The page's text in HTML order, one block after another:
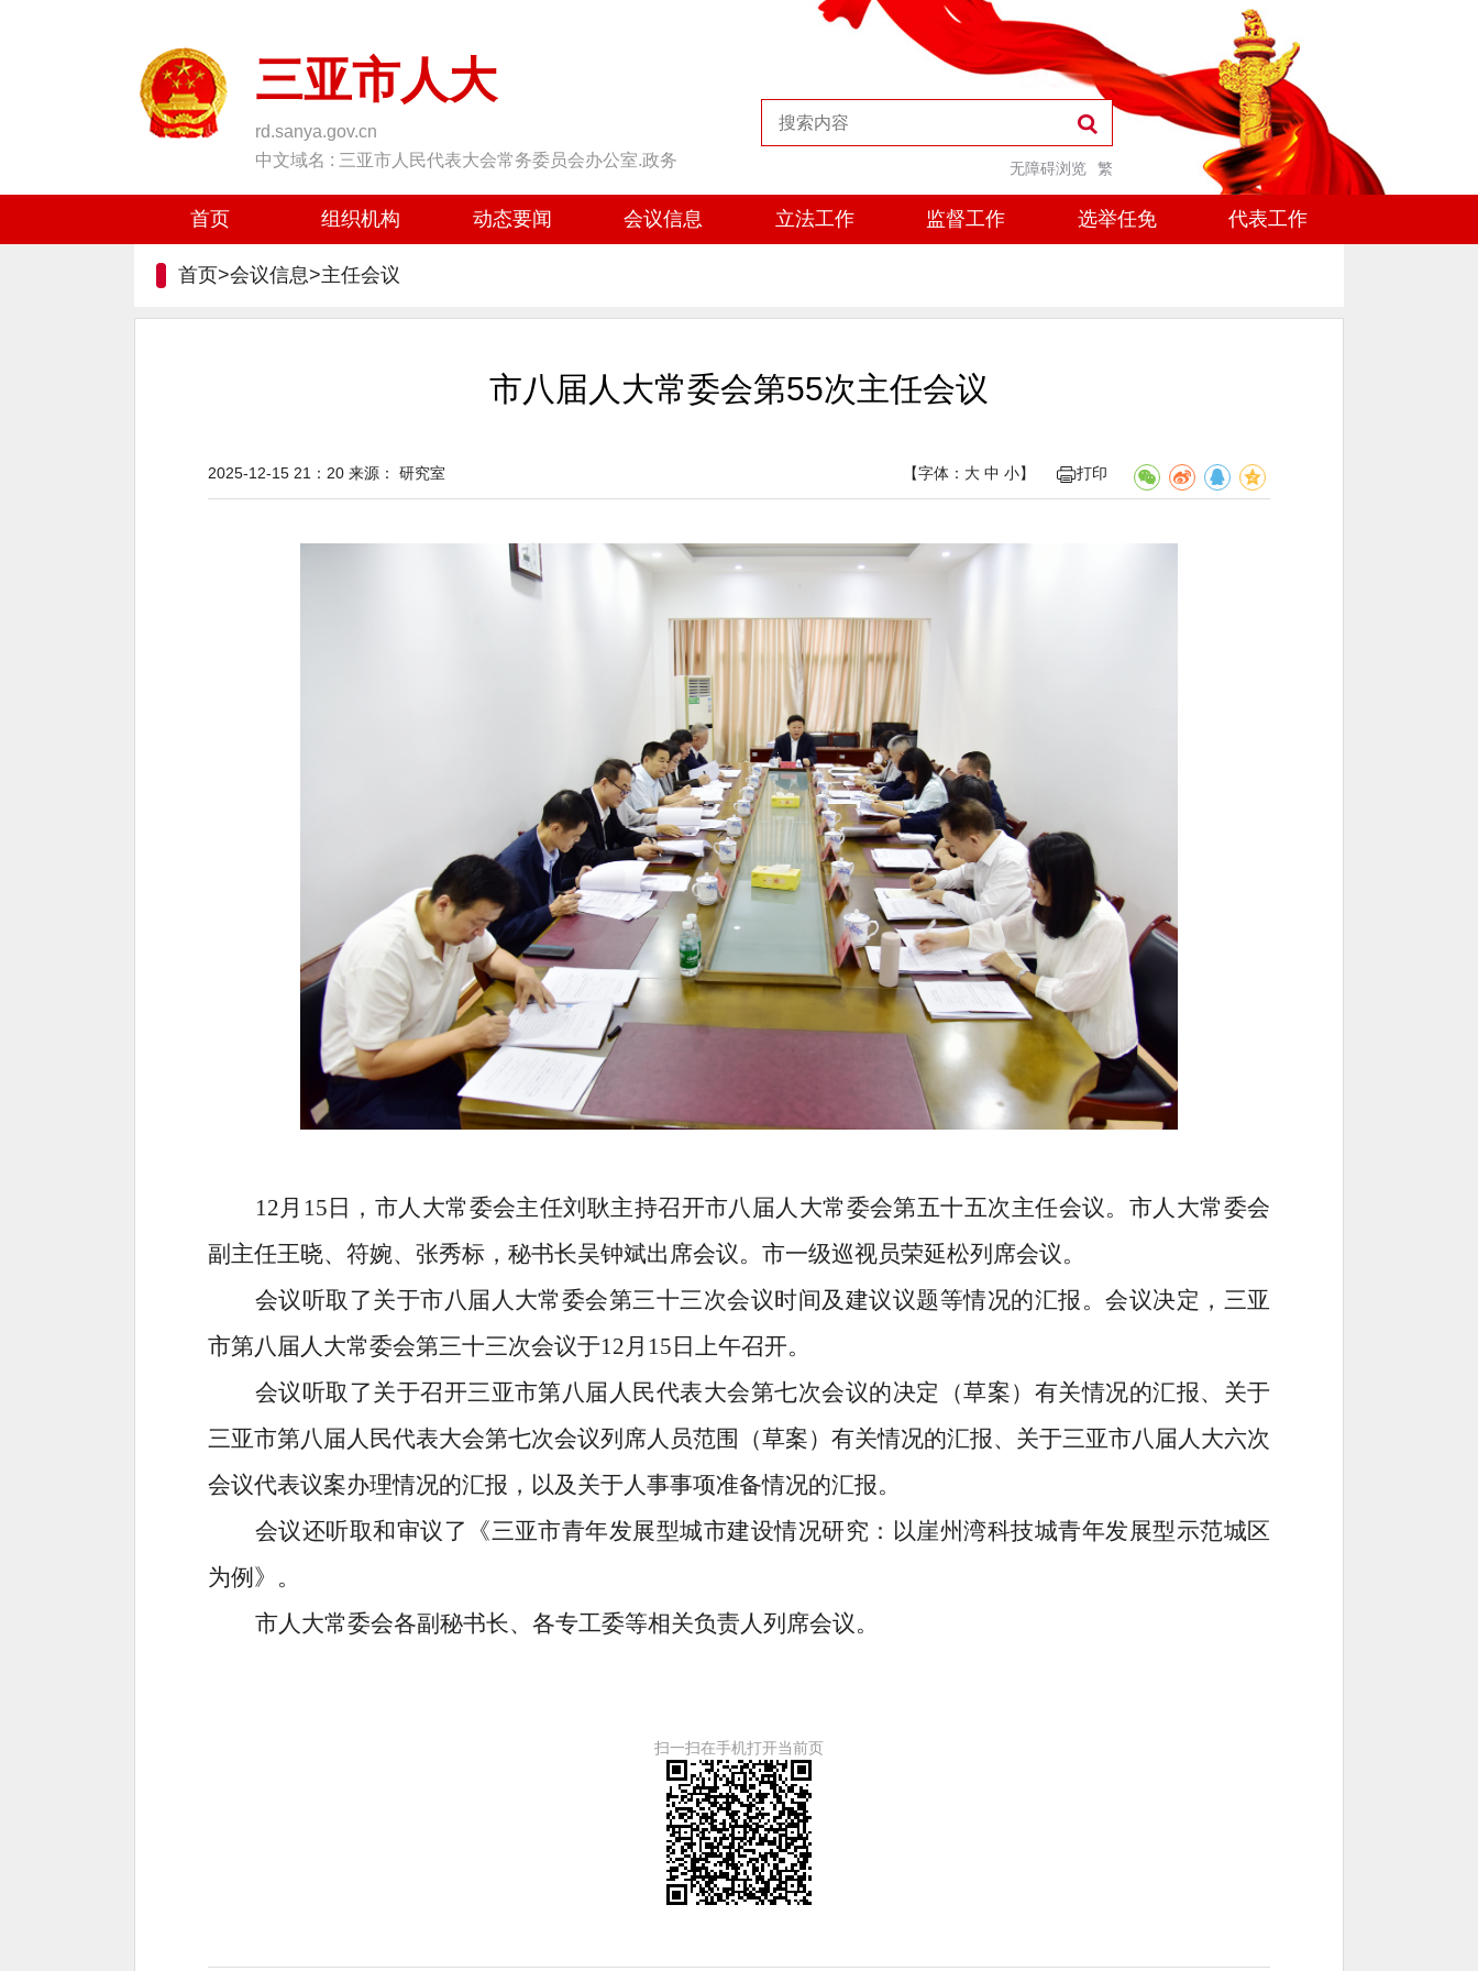
三亚市人大
rd.sanya.gov.cn
中文域名 : 三亚市人民代表大会常务委员会办公室.政务
繁
无障碍浏览
首页 组织机构 动态要闻 会议信息 立法工作 监督工作 选举任免 代表工作
首页>会议信息>主任会议
市八届人大常委会第55次主任会议
【字体： 大 中 小】 打印
2025-12-15 21：20 来源： 研究室
12月15日，市人大常委会主任刘耿主持召开市八届人大常委会第五十五次主任会议。市人大常委会
副主任王晓、符婉、张秀标，秘书长吴钟斌出席会议。市一级巡视员荣延松列席会议。
会议听取了关于市八届人大常委会第三十三次会议时间及建议议题等情况的汇报。会议决定，三亚
市第八届人大常委会第三十三次会议于12月15日上午召开。
会议听取了关于召开三亚市第八届人民代表大会第七次会议的决定（草案）有关情况的汇报、关于
三亚市第八届人民代表大会第七次会议列席人员范围（草案）有关情况的汇报、关于三亚市八届人大六次
会议代表议案办理情况的汇报，以及关于人事事项准备情况的汇报。
会议还听取和审议了《三亚市青年发展型城市建设情况研究：以崖州湾科技城青年发展型示范城区
为例》。
市人大常委会各副秘书长、各专工委等相关负责人列席会议。
扫一扫在手机打开当前页